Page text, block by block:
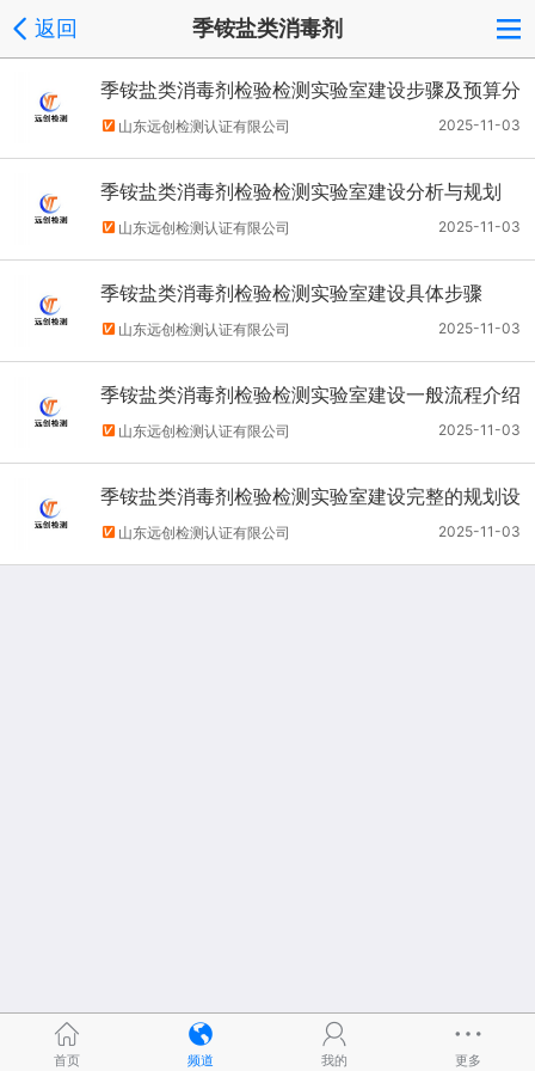
返回 季铵盐类消毒剂
季铵盐类消毒剂检验检测实验室建设步骤及预算分
析
2025-11-03
山东远创检测认证有限公司
季铵盐类消毒剂检验检测实验室建设分析与规划
2025-11-03
山东远创检测认证有限公司
季铵盐类消毒剂检验检测实验室建设具体步骤
2025-11-03
山东远创检测认证有限公司
季铵盐类消毒剂检验检测实验室建设一般流程介绍
一下
2025-11-03
山东远创检测认证有限公司
季铵盐类消毒剂检验检测实验室建设完整的规划设
计方案
2025-11-03
山东远创检测认证有限公司
首页 频道 我的 更多